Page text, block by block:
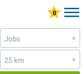
Jobs »
25 km »